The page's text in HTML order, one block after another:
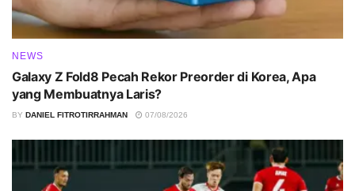
NEWS
Galaxy Z Fold8 Pecah Rekor Preorder di Korea, Apa
yang Membuatnya Laris?
BY DANIEL FITROTIRRAHMAN 07/08/2026